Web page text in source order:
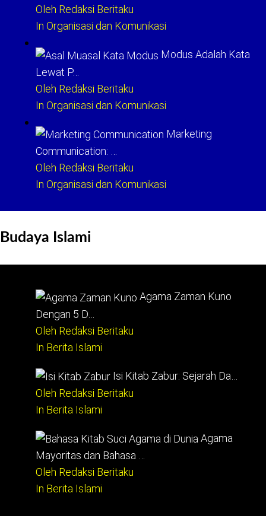
Oleh Redaksi Beritaku
In Organisasi dan Komunikasi
Modus Adalah Kata
Lewat P…
Oleh Redaksi Beritaku
In Organisasi dan Komunikasi
Marketing
Communication: …
Oleh Redaksi Beritaku
In Organisasi dan Komunikasi
Budaya Islami
Agama Zaman Kuno
Dengan 5 D…
Oleh Redaksi Beritaku
In Berita Islami
Isi Kitab Zabur: Sejarah Da…
Oleh Redaksi Beritaku
In Berita Islami
Agama
Mayoritas dan Bahasa …
Oleh Redaksi Beritaku
In Berita Islami